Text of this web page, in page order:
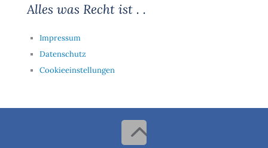
Alles was Recht ist . .
Impressum
Datenschutz
Cookieeinstellungen